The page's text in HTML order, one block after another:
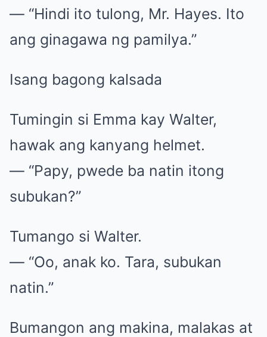
— “Hindi ito tulong, Mr. Hayes. Ito
ang ginagawa ng pamilya.”
Isang bagong kalsada
Tumingin si Emma kay Walter,
hawak ang kanyang helmet.
— “Papy, pwede ba natin itong
subukan?”
Tumango si Walter.
— “Oo, anak ko. Tara, subukan
natin.”
Bumangon ang makina, malakas at